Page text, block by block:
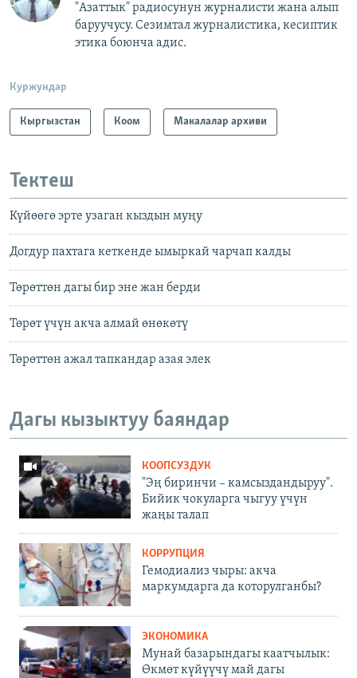
"Азаттык" радиосунун журналисти жана алып
баруучусу. Сезимтал журналистика, кесиптик
этика боюнча адис.
Куржундар
Кыргызстан Коом Макалалар архиви
Тектеш
Күйөөгө эрте узаган кыздын муңу
Догдур пахтага кеткенде ымыркай чарчап калды
Төрөттөн дагы бир эне жан берди
Төрөт үчүн акча алмай өнөкөтү
Төрөттөн ажал тапкандар азая элек
Дагы кызыктуу баяндар
КООПСУЗДУК
"Эң биринчи – камсыздандыруу".
Бийик чокуларга чыгуу үчүн
жаңы талап
КОРРУПЦИЯ
Гемодиализ чыры: акча
маркумдарга да которулганбы?
ЭКОНОМИКА
Мунай базарындагы каатчылык:
Өкмөт күйүүчү май дагы